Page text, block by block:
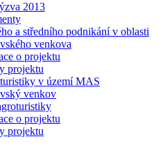
2013
a středního podnikání v oblasti
venkova
o projektu
projektu
v území MAS
venkov
o projektu
projektu